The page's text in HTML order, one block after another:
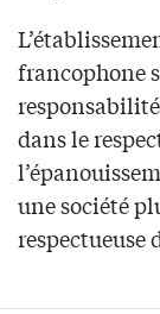
francophone
dans le
une société
respectueuse